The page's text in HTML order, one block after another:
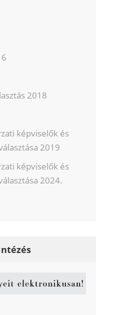
2018
képviselők és
2019
képviselők és
2024.